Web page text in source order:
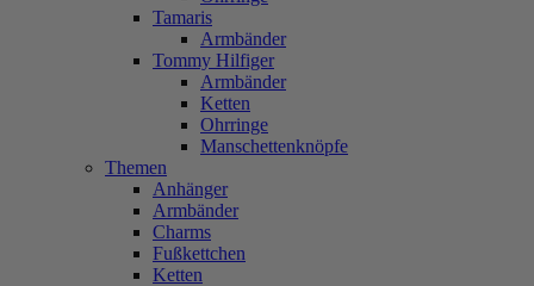
Tamaris
Armbänder
Tommy Hilfiger
Armbänder
Ketten
Ohrringe
Manschettenknöpfe
Themen
Anhänger
Armbänder
Charms
Fußkettchen
Ketten